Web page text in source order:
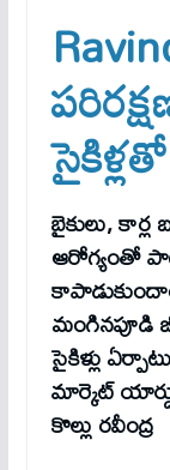
బైకులు,
ఆరోగ్యంతో
మంగినపూడి
సైకిళ్లు
మార్కెట్
కొల్లు రవీంద్ర